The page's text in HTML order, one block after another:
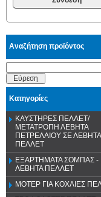
Αναζήτηση προϊόντος
Εύρεση
Κατηγορίες
ΚΑΥΣΤΗΡΕΣ ΠΕΛΛΕΤ/
ΜΕΤΑΤΡΟΠΗ ΛΕΒΗΤΑ
ΠΕΤΡΕΛΑΙΟΥ ΣΕ ΛΕΒΗΤΑ
ΠΕΛΛΕΤ
ΕΞΑΡΤΗΜΑΤΑ ΣΟΜΠΑΣ -
ΛΕΒΗΤΑ ΠΕΛΛΕΤ
ΜΟΤΕΡ ΓΙΑ ΚΟΧΛΙΕΣ